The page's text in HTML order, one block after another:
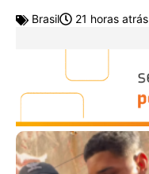
Brasil 21 horas atrás